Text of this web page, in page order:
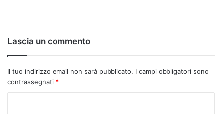
Lascia un commento
Il tuo indirizzo email non sarà pubblicato. I campi obbligatori sono
contrassegnati *